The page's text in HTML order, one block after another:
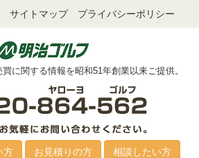
サイトマップ プライバシーポリシー
に関する情報を昭和51年創業以来ご提供。
方 お見積りの方 相談したい方